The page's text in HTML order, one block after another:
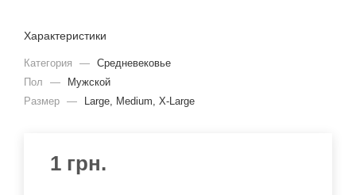
Характеристики
Категория — Средневековье
Пол
—
Мужской
Размер — Large, Medium, X-Large
1 грн.